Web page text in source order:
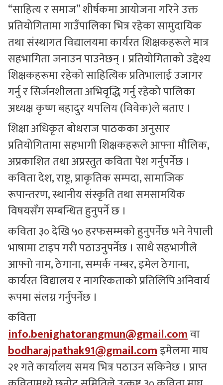
“साहित्य र समाज” शीर्षकमा आयोजना गरिने उक्त
प्रतियोगितामा गाउँपालिका भित्र रहेका सामुदायिक
तथा संस्थागत विद्यालयमा कार्यरत शिक्षकहरूले मात्र
सहभागिता जनाउन पाउनेछन् । प्रतियोगिताको उद्देश्य
शिक्षकहरूमा रहेको साहित्यिक प्रतिभालाई उजागर
गर्नु र सिर्जनशीलता अभिवृद्धि गर्नु रहेको पालिका
अध्यक्ष कृष्ण बहादुर थपलिय (विवेक)ले बताए ।
शिक्षा अधिकृत बोधराज पाठकका अनुसार
प्रतियोगितामा सहभागी शिक्षकहरूले आफ्ना मौलिक,
अप्रकाशित तथा अप्रस्तुत कविता पेश गर्नुपर्नेछ ।
कविता देश, राष्ट्र, प्राकृतिक सम्पदा, सामाजिक
रूपान्तरण, स्थानीय संस्कृति तथा समसामयिक
विषयसँग सम्बन्धित हुनुपर्ने छ ।
कविता ३० देखि ५० हरफसम्मको हुनुपर्नेछ भने नेपाली
भाषामा टाइप गरी पठाउनुपर्नेछ । साथै सहभागीले
आफ्नो नाम, ठेगाना, सम्पर्क नम्बर, इमेल ठेगाना,
कार्यरत विद्यालय र नागरिकताको प्रतिलिपि अनिवार्य
रूपमा संलग्न गर्नुपर्नेछ ।
कविता
info.benighatorangmun@gmail.comवा
bodharajpathak91@gmail.comइमेलमा माघ
२१ गते कार्यालय समय भित्र पठाउन सकिनेछ । प्राप्त